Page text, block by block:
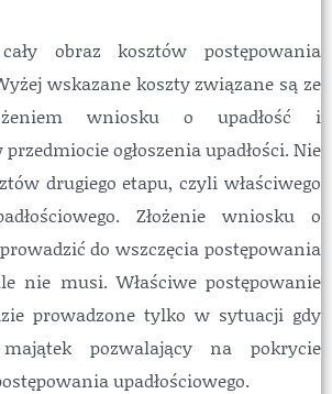
obraz kosztów postępowania
wskazane koszty związane są ze
wniosku o upadłość i
ogłoszenia upadłości. Nie
drugiego etapu, czyli właściwego
Złożenie wniosku o
do wszczęcia postępowania
nie musi. Właściwe postępowanie
prowadzone tylko w sytuacji gdy
pozwalający na pokrycie
upadłościowego.